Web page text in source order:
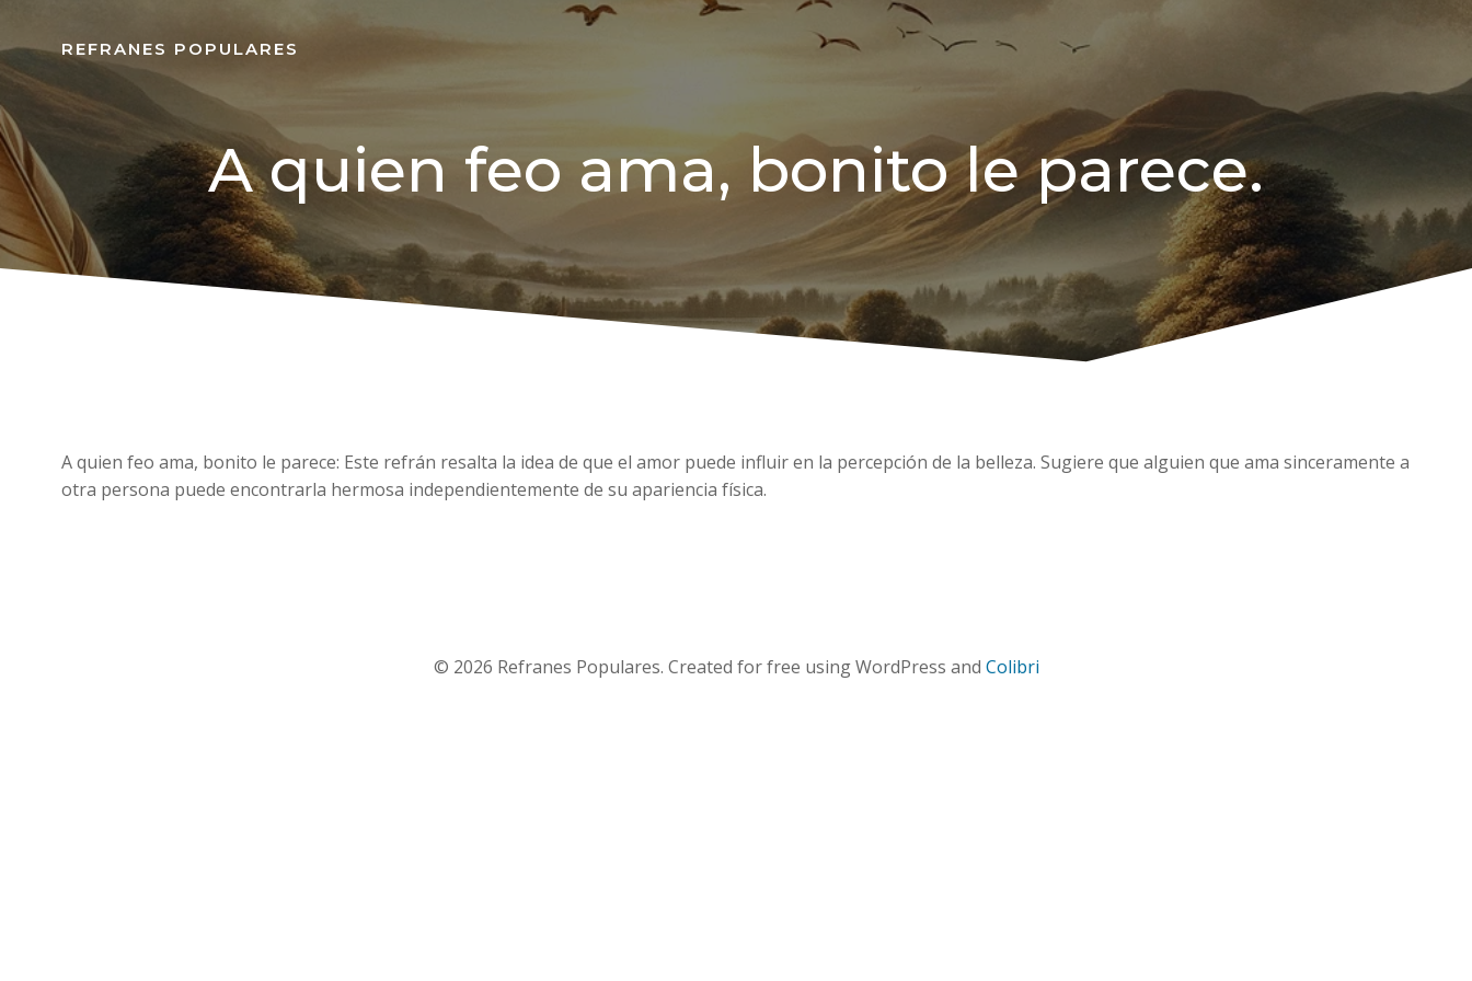
REFRANES POPULARES
A quien feo ama, bonito le parece.
A quien feo ama, bonito le parece: Este refrán resalta la idea de que el amor puede influir en la percepción de la belleza. Sugiere que alguien que ama sinceramente a
otra persona puede encontrarla hermosa independientemente de su apariencia física.
© 2026 Refranes Populares. Created for free using WordPress and Colibri